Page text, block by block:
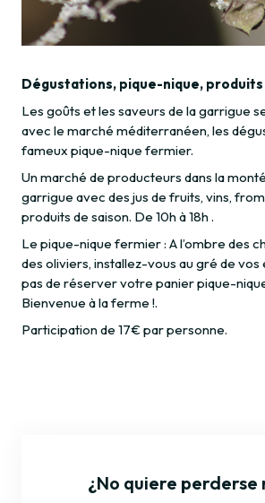
Dégustations, pique-nique,
Les goûts et les saveurs de la garrigue
avec le marché méditerranéen, les
fameux pique-nique fermier.
Un marché de producteurs dans la
garrigue avec des jus de fruits, vins,
produits de saison. De 10h à 18h .
Le pique-nique fermier : A l’ombre des
des oliviers, installez-vous au gré de vos
pas de réserver votre panier pique-
Bienvenue à la ferme !.
Participation de 17€ par personne.
¿No quiere perderse